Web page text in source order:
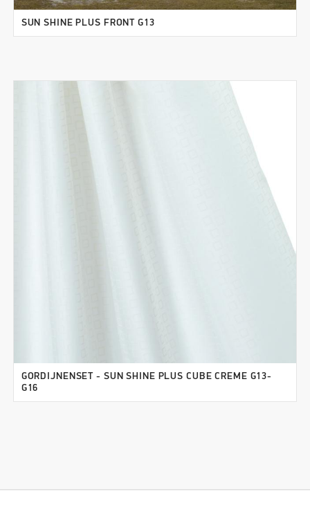
SUN SHINE PLUS FRONT G13
GORDIJNENSET - SUN SHINE PLUS CUBE CREME G13-
G16